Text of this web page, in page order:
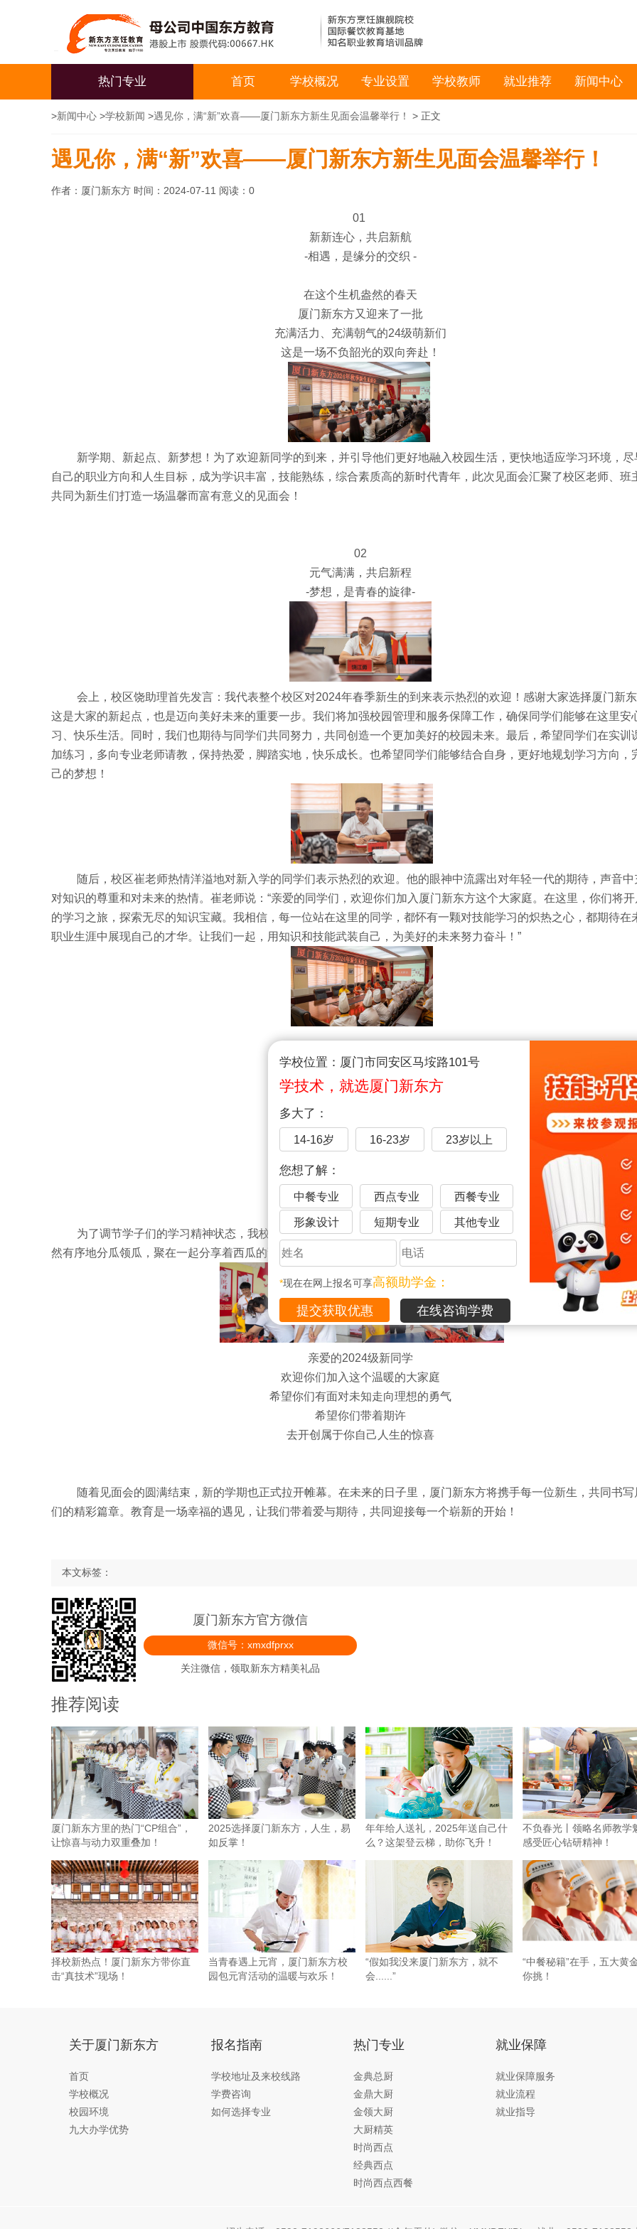
学校位置：厦门市同安区马垵路101号
学技术，就选厦门新东方
多大了：
14-16岁 16-23岁 23岁以上
您想了解：
中餐专业 西点专业 西餐专业
形象设计 短期专业 其他专业
*现在在网上报名可享高额助学金：
在线咨询学费
热门专业 首页 学校概况 专业设置 学校教师 就业推荐 新闻中心
>新闻中心 >学校新闻 >遇见你，满“新”欢喜——厦门新东方新生见面会温馨举行！ > 正文
遇见你，满“新”欢喜——厦门新东方新生见面会温馨举行！
作者：厦门新东方 时间：2024-07-11 阅读： 0
01
新新连心，共启新航
-相遇，是缘分的交织 -
在这个生机盎然的春天
厦门新东方又迎来了一批
充满活力、充满朝气的24级萌新们
这是一场不负韶光的双向奔赴！
新学期、新起点、新梦想！为了欢迎新同学的到来，并引导他们更好地融入校园生活，更快地适应学习环境，尽
自己的职业方向和人生目标，成为学识丰富，技能熟练，综合素质高的新时代青年，此次见面会汇聚了校区老师、班
共同为新生们打造一场温馨而富有意义的见面会！
02
元气满满，共启新程
-梦想，是青春的旋律-
会上，校区饶助理首先发言：我代表整个校区对2024年春季新生的到来表示热烈的欢迎！感谢大家选择厦门新
这是大家的新起点，也是迈向美好未来的重要一步。我们将加强校园管理和服务保障工作，确保同学们能够在这里安
习、快乐生活。同时，我们也期待与同学们共同努力，共同创造一个更加美好的校园未来。最后，希望同学们在实训
加练习，多向专业老师请教，保持热爱，脚踏实地，快乐成长。也希望同学们能够结合自身，更好地规划学习方向，
己的梦想！
随后，校区崔老师热情洋溢地对新入学的同学们表示热烈的欢迎。他的眼神中流露出对年轻一代的期待，声音中
对知识的尊重和对未来的热情。崔老师说：“亲爱的同学们，欢迎你们加入厦门新东方这个大家庭。在这里，你们将
的学习之旅，探索无尽的知识宝藏。我相信，每一位站在这里的同学，都怀有一颗对技能学习的炽热之心，都期待在
职业生涯中展现自己的才华。让我们一起，用知识和技能武装自己，为美好的未来努力奋斗！”
逐梦未来，开启新章
-未来，是无限的可能-
夏日送“清凉”，香甜沁人心
骄阳似火，烈日当头，何以解暑？
为了调节学子们的学习精神状态，我校为学子们准备了解暑惊喜，送去了清爽可口的西瓜。新生们化身“吃瓜群
然有序地分瓜领瓜，聚在一起分享着西瓜的甜脆，脸上流露着灿烂又满足的笑容。
亲爱的2024级新同学
欢迎你们加入这个温暖的大家庭
希望你们有面对未知走向理想的勇气
希望你们带着期许
去开创属于你自己人生的惊喜
随着见面会的圆满结束，新的学期也正式拉开帷幕。在未来的日子里，厦门新东方将携手每一位新生，共同书写
们的精彩篇章。教育是一场幸福的遇见，让我们带着爱与期待，共同迎接每一个崭新的开始！
本文标签：
厦门新东方官方微信
微信号：xmxdfprxx
关注微信，领取新东方精美礼品
推荐阅读
厦门新东方里的热门“CP组合”，
让惊喜与动力双重叠加！
2025选择厦门新东方，人生，易
如反掌！
年年给人送礼，2025年送自己什
么？这架登云梯，助你飞升！
不负春光丨领略名师教学
感受匠心钻研精神！
择校新热点！厦门新东方带你直
击“真技术”现场！
当青春遇上元宵，厦门新东方校
园包元宵活动的温暖与欢乐！
“假如我没来厦门新东方，就不
会......”
“中餐秘籍”在手，五大黄
你挑！
关于厦门新东方
首页
学校概况
校园环境
九大办学优势
报名指南
学校地址及来校线路
学费咨询
如何选择专业
热门专业
金典总厨
金鼎大厨
金领大厨
大厨精英
时尚西点
经典西点
时尚西点西餐
就业保障
就业保障服务
就业流程
就业指导